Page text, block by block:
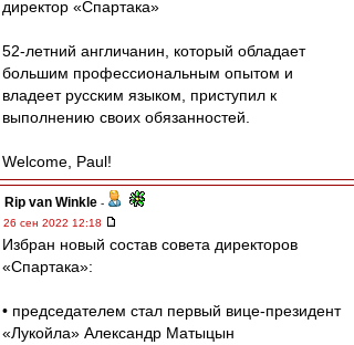
директор «Спартака»
52-летний англичанин, который обладает
большим профессиональным опытом и
владеет русским языком, приступил к
выполнению своих обязанностей.
Welcome, Paul!
Rip van Winkle -
26 сен 2022 12:18
Избран новый состав совета директоров
«Спартака»:
• председателем стал первый вице-президент
«Лукойла» Александр Матыцын